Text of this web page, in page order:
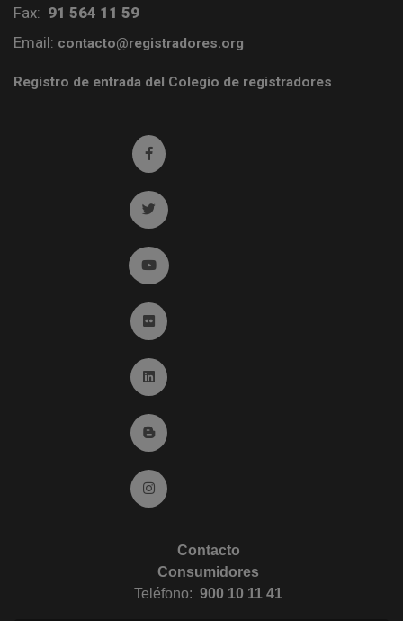
Fax: 91 564 11 59
Email: contacto@registradores.org
Registro de entrada del Colegio de registradores
Ir a facebook (abre en ventana nueva)
Ir a twitter (abre en ventana nueva)
Ir a YouTube (abre en ventana nueva)
Ir a Flickr (abre en ventana nueva)
Ir a Linkedin (abre en ventana nueva)
Ir al Blog (abre en ventana nueva)
Ir a Instagram (abre en ventana nueva)
Contacto
Consumidores
Teléfono: 900 10 11 41